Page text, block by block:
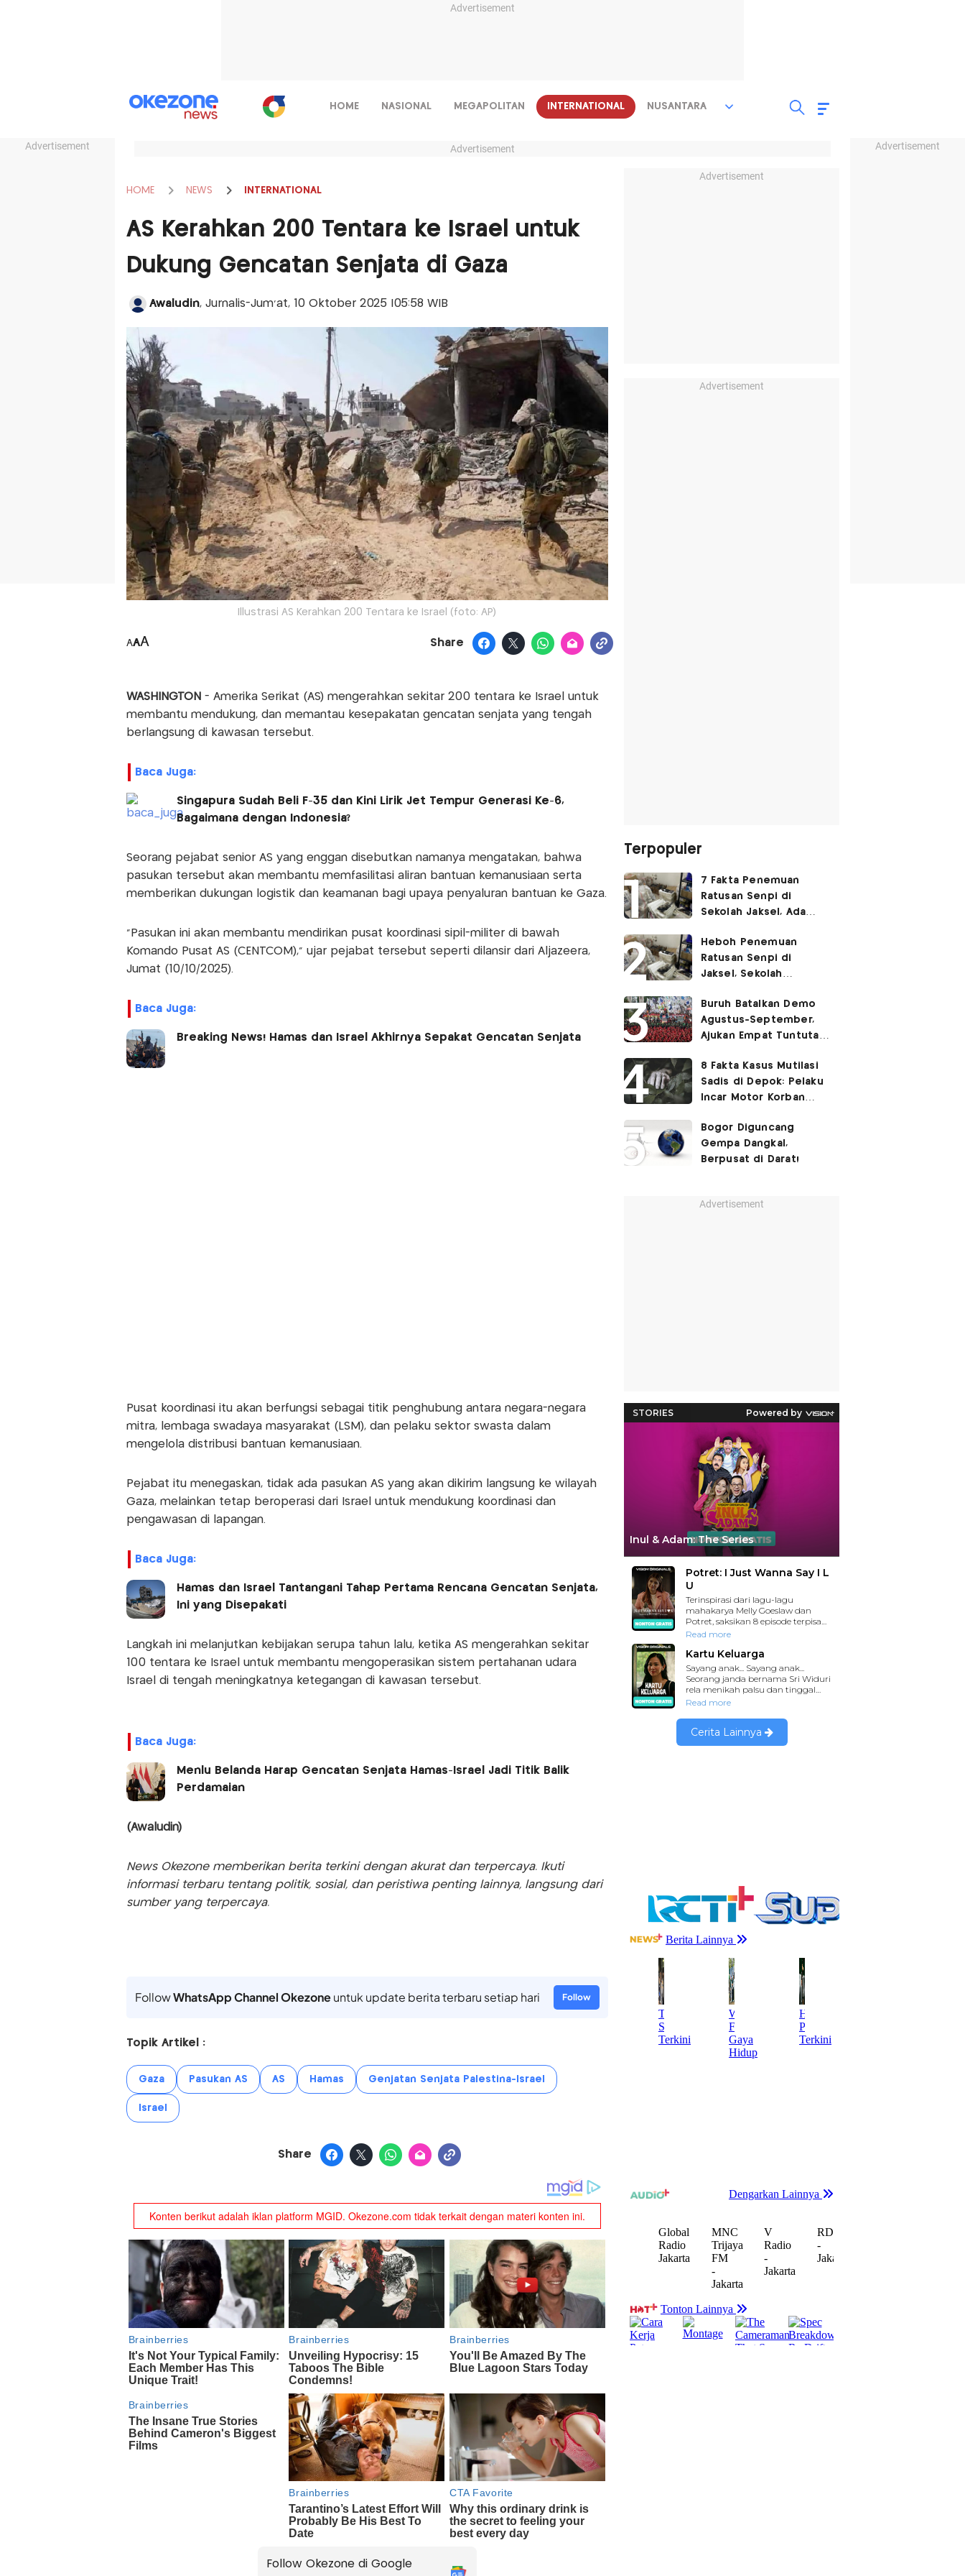
Advertisement
Advertisement Advertisement
HOME NASIONAL MEGAPOLITAN INTERNATIONAL NUSANTARA
Advertisement
HOME NEWS INTERNATIONAL
AS Kerahkan 200 Tentara ke Israel untuk
Dukung Gencatan Senjata di Gaza
Awaludin, Jurnalis-Jum'at, 10 Oktober 2025 |05:58 WIB
Illustrasi AS Kerahkan 200 Tentara ke Israel (foto: AP)
AAA Share
WASHINGTON - Amerika Serikat (AS) mengerahkan sekitar 200 tentara ke Israel untuk
membantu mendukung, dan memantau kesepakatan gencatan senjata yang tengah
berlangsung di kawasan tersebut.
Baca Juga:
Singapura Sudah Beli F-35 dan Kini Lirik Jet Tempur Generasi Ke-6,
Bagaimana dengan Indonesia?
Seorang pejabat senior AS yang enggan disebutkan namanya mengatakan, bahwa
pasukan tersebut akan membantu memfasilitasi aliran bantuan kemanusiaan serta
memberikan dukungan logistik dan keamanan bagi upaya penyaluran bantuan ke Gaza.
“Pasukan ini akan membantu mendirikan pusat koordinasi sipil-militer di bawah
Komando Pusat AS (CENTCOM),” ujar pejabat tersebut seperti dilansir dari Aljazeera,
Jumat (10/10/2025).
Baca Juga:
Breaking News! Hamas dan Israel Akhirnya Sepakat Gencatan Senjata
Pusat koordinasi itu akan berfungsi sebagai titik penghubung antara negara-negara
mitra, lembaga swadaya masyarakat (LSM), dan pelaku sektor swasta dalam
mengelola distribusi bantuan kemanusiaan.
Pejabat itu menegaskan, tidak ada pasukan AS yang akan dikirim langsung ke wilayah
Gaza, melainkan tetap beroperasi dari Israel untuk mendukung koordinasi dan
pengawasan di lapangan.
Baca Juga:
Hamas dan Israel Tantangani Tahap Pertama Rencana Gencatan Senjata,
Ini yang Disepakati
Langkah ini melanjutkan kebijakan serupa tahun lalu, ketika AS mengerahkan sekitar
100 tentara ke Israel untuk membantu mengoperasikan sistem pertahanan udara
Israel di tengah meningkatnya ketegangan di kawasan tersebut.
Baca Juga:
Menlu Belanda Harap Gencatan Senjata Hamas-Israel Jadi Titik Balik
Perdamaian
(Awaludin)
News Okezone memberikan berita terkini dengan akurat dan terpercaya. Ikuti
informasi terbaru tentang politik, sosial, dan peristiwa penting lainnya, langsung dari
sumber yang terpercaya.
FollowWhatsApp Channel Okezoneuntuk update berita terbaru setiap hari Follow
Topik Artikel :
Gaza Pasukan AS AS Hamas Genjatan Senjata Palestina-Israel
Israel
Share
Follow Okezone di Google
Advertisement
Advertisement
Terpopuler
7 Fakta Penemuan
Ratusan Senpi di
Sekolah Jaksel, Ada
Ruang Bunker
Heboh Penemuan
Ratusan Senpi di
Jaksel, Sekolah
Kegiatan Eskul
Menembak
Buruh Batalkan Demo
Agustus-September,
Ajukan Empat Tuntutan
8 Fakta Kasus Mutilasi
Sadis di Depok: Pelaku
Incar Motor Korban
Bogor Diguncang
Gempa Dangkal,
Berpusat di Darat!
Advertisement